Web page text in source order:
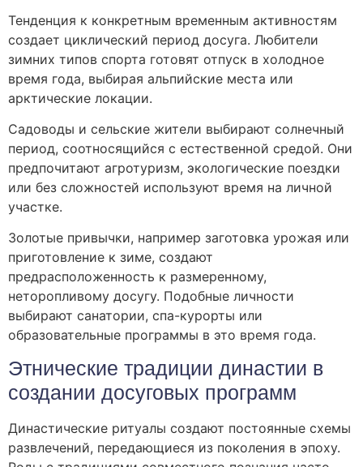
Тенденция к конкретным временным активностям
создает циклический период досуга. Любители
зимних типов спорта готовят отпуск в холодное
время года, выбирая альпийские места или
арктические локации.
Садоводы и сельские жители выбирают солнечный
период, соотносящийся с естественной средой. Они
предпочитают агротуризм, экологические поездки
или без сложностей используют время на личной
участке.
Золотые привычки, например заготовка урожая или
приготовление к зиме, создают
предрасположенность к размеренному,
неторопливому досугу. Подобные личности
выбирают санатории, спа-курорты или
образовательные программы в это время года.
Этнические традиции династии в
создании досуговых программ
Династические ритуалы создают постоянные схемы
развлечений, передающиеся из поколения в эпоху.